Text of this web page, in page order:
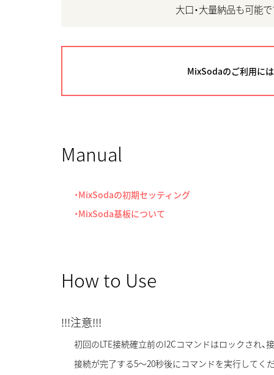
大口・大量納品も可能で
MixSodaのご利用には
Manual
・MixSodaの初期セッティング
・MixSoda基板について
How to Use
!!!注意!!!
初回のLTE接続確立前のI2Cコマンドはロックされ
接続が完了する5〜20秒後にコマンドを実行してく